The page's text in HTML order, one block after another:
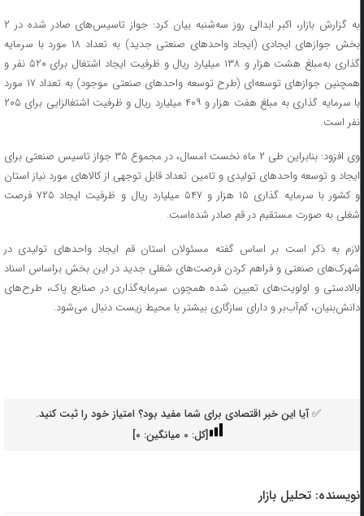
به گزارش بازار، اکبر ابدالی روز سه‌شنبه بیان کرد: جواز تاسیس‌های صادر شده در ۲
بخش جوازهای ایجادی (ایجاد واحدهای صنعتی جدید) به تعداد ۱۸ مورد با سرمایه
گذاری به‌مبلغ هشت هزار و ۱۳۸ میلیارد ریال و ظرفیت ایجاد اشتغال برای ۵۲۰ نفر و
همچنین جوازهای توسعه‌ای (طرح توسعه واحدهای صنعتی موجود) به تعداد ۱۷ مورد
با سرمایه گذاری به مبلغ هفت هزار و ۴۰۹ میلیارد ریال و ظرفیت اشتغالزایی برای ۲۰۵
نفر است.
وی افزود: بنابراین طی ۲ ماه نخست امسال، در مجموع ۳۵ جواز تاسیس صنعتی برای
ایجاد و توسعه واحدهای تولیدی و تامین تعداد قابل توجهی از کالاهای مورد نیاز استان
و کشور با سرمایه گذاری ۱۵ هزار و ۵۴۷ میلیارد ریال و ظرفیت ایجاد ۷۲۵ فرصت
شغلی به صورت مستقیم در قم صادر شده‌است.
لازم به ذکر است بر اساس گفته مسئولان استان قم ایجاد واحدهای تولیدی در
شهرک‌های صنعتی و فراهم کردن فرصت‌های شغلی جدید در این بخش براساس اسناد
بالادستی و اولویت‌های تعیین شده همچون سرمایه‌گذاری در صنایع پاک، طرح‌های
دانش‌بنیان،‌ کم‌آب‌بر و دارای سازگاری بیشتر با محیط زیست دنبال می‌شود.
✅ آیا این خبر اقتصادی برای شما مفید بود؟ امتیاز خود را ثبت کنید.
[کل: 0میانگین: 0
]
نویسنده: تحلیل بازار